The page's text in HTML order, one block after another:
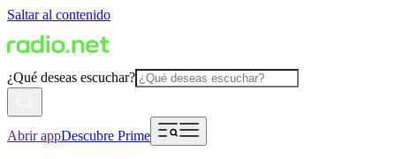
Saltar al contenido
¿Qué deseas escuchar?
Abrir appDescubre Prime